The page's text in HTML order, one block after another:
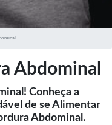
Abdominal
Conheça a
de se Alimentar
Abdominal.